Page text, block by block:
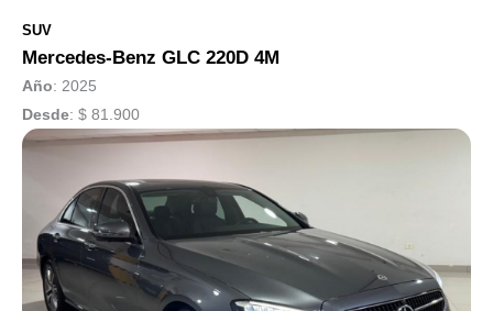
SUV
Mercedes-Benz GLC 220D 4M
Año: 2025
Desde: $ 81.900